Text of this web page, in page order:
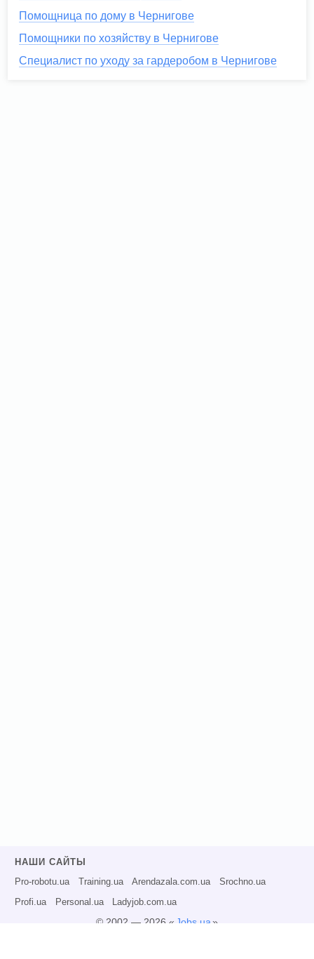
Помощница по дому в Чернигове
Помощники по хозяйству в Чернигове
Специалист по уходу за гардеробом в Чернигове
НАШИ САЙТЫ
Pro-robotu.ua Training.ua Arendazala.com.ua Srochno.ua
Profi.ua Personal.ua Ladyjob.com.ua
© 2002 — 2026 « Jobs.ua»